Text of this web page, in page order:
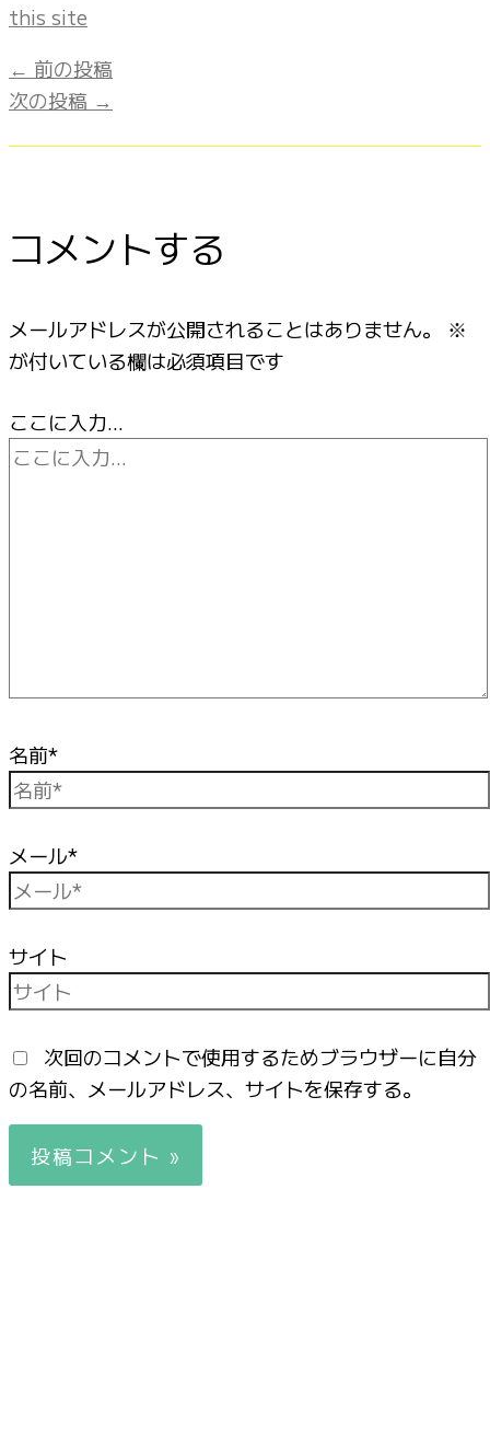
this site
← 前の投稿
次の投稿 →
コメントする
メールアドレスが公開されることはありません。
※
が付いている欄は必須項目です
ここに入力…
名前*
メール*
サイト
次回のコメントで使用するためブラウザーに自分
の名前、メールアドレス、サイトを保存する。